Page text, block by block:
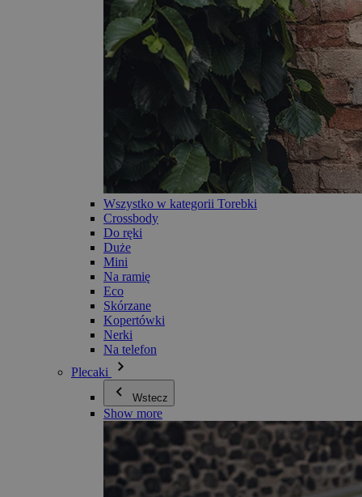
Wszystko w kategorii Torebki
Crossbody
Do ręki
Duże
Mini
Na ramię
Eco
Skórzane
Kopertówki
Nerki
Na telefon
Plecaki
Wstecz
Show more